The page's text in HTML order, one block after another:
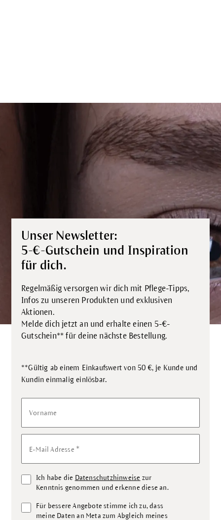
Unser Newsletter:
5-€-Gutschein und Inspiration
für dich.
Regelmäßig versorgen wir dich mit Pflege-Tipps,
Infos zu unseren Produkten und exklusiven
Aktionen.
Melde dich jetzt an und erhalte einen 5-€-
Gutschein** für deine nächste Bestellung.
**Gültig ab einem Einkaufswert von 50 €, je Kunde und
Kundin einmalig einlösbar.
Vorname
E-Mail Adresse *
Ich habe die Datenschutzhinweise zur
Kenntnis genommen und erkenne diese an.
Für bessere Angebote stimme ich zu, dass
meine Daten an Meta zum Abgleich meines